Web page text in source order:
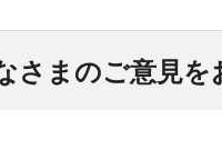
さまのご意見